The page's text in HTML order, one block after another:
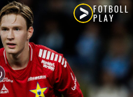
FOTBOLL
PLAY